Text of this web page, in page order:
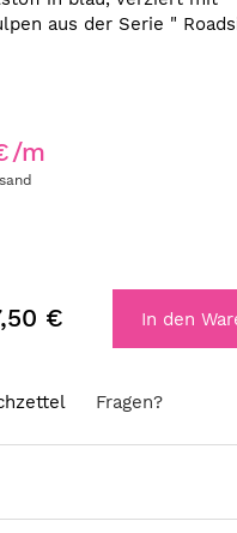
aus der Serie "
/m
€ In den
Fragen?